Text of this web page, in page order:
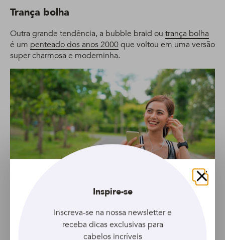
Trança bolha
Outra grande tendência, a bubble braid ou trança bolha
é um penteado dos anos 2000que voltou em uma versão
super charmosa e moderninha.
Sem dúvidas, esse é um dos penteados mais simples de
se fazer, tudo o que você irá precisar é de elásticos e um
Fechar
Inspire-se
Inscreva-se na nossa newsletter e
receba dicas exclusivas para
cabelos incríveis